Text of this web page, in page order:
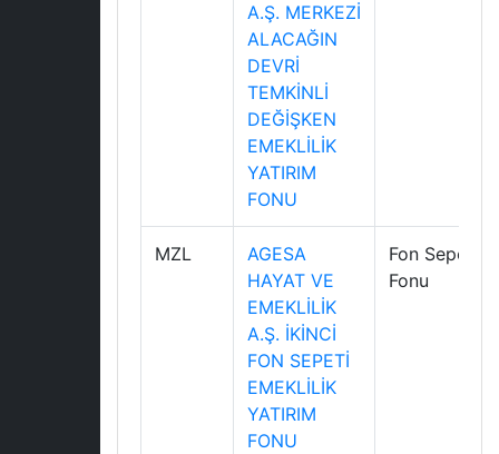
A.Ş. MERKEZİ
ALACAĞIN
DEVRİ
TEMKİNLİ
DEĞİŞKEN
EMEKLİLİK
YATIRIM
FONU
MZL
AGESA
HAYAT VE
EMEKLİLİK
A.Ş. İKİNCİ
FON SEPETİ
EMEKLİLİK
YATIRIM
FONU
Fon Sepeti
Fonu